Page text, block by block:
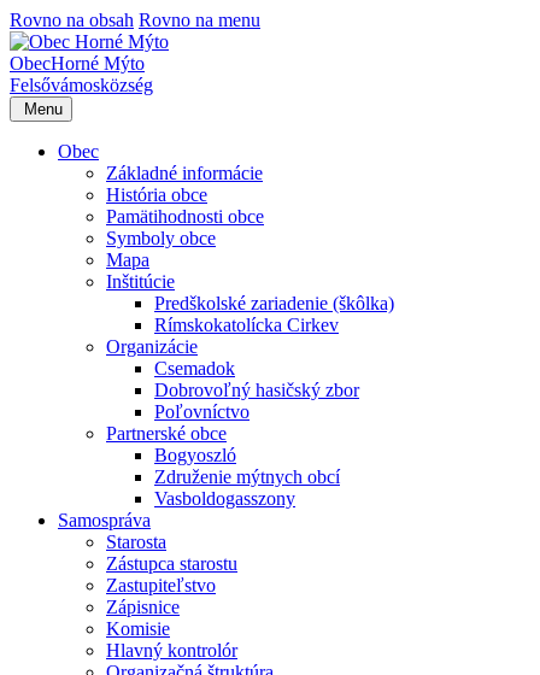
Rovno na obsah Rovno na menu
ObecHorné Mýto
Felsővámosközség
Menu
Obec
Základné informácie
História obce
Pamätihodnosti obce
Symboly obce
Mapa
Inštitúcie
Predškolské zariadenie (škôlka)
Rímskokatolícka Cirkev
Organizácie
Csemadok
Dobrovoľný hasičský zbor
Poľovníctvo
Partnerské obce
Bogyoszló
Združenie mýtnych obcí
Vasboldogasszony
Samospráva
Starosta
Zástupca starostu
Zastupiteľstvo
Zápisnice
Komisie
Hlavný kontrolór